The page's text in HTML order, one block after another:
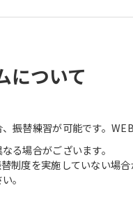
について
振替練習が可能です。
る場合がございます。
制度を実施していない場合
。